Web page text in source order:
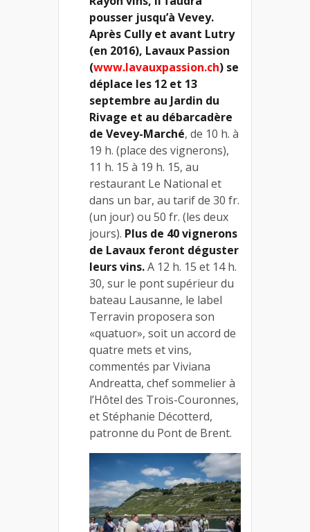
pousser jusqu’à Vevey.
Après Cully et avant Lutry
(en 2016), Lavaux Passion
(www.lavauxpassion.ch) se
déplace les 12 et 13
septembre au Jardin du
Rivage et au débarcadère
de Vevey-Marché, de 10 h. à
19 h. (place des vignerons),
11 h. 15 à 19 h. 15, au
restaurant Le National et
dans un bar, au tarif de 30 fr.
(un jour) ou 50 fr. (les deux
jours). Plus de 40 vignerons
de Lavaux feront déguster
leurs vins.A 12 h. 15 et 14 h.
30, sur le pont supérieur du
bateau Lausanne, le label
Terravin proposera son
«quatuor», soit un accord de
quatre mets et vins,
commentés par Viviana
Andreatta, chef sommelier à
l’Hôtel des Trois-Couronnes,
et Stéphanie Décotterd,
patronne du Pont de Brent.